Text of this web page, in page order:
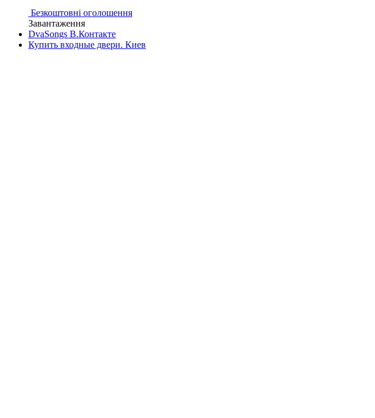
Безкоштовні оголошення
Завантаження
DvaSongs В.Контакте
Купить входные двери. Киев